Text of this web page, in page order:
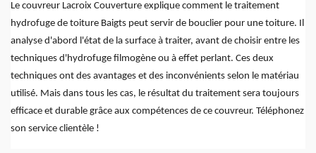
Le couvreur Lacroix Couverture explique comment le traitement
hydrofuge de toiture Baigts peut servir de bouclier pour une toiture. Il
analyse d'abord l'état de la surface à traiter, avant de choisir entre les
techniques d'hydrofuge filmogène ou à effet perlant. Ces deux
techniques ont des avantages et des inconvénients selon le matériau
utilisé. Mais dans tous les cas, le résultat du traitement sera toujours
efficace et durable grâce aux compétences de ce couvreur. Téléphonez
son service clientèle !